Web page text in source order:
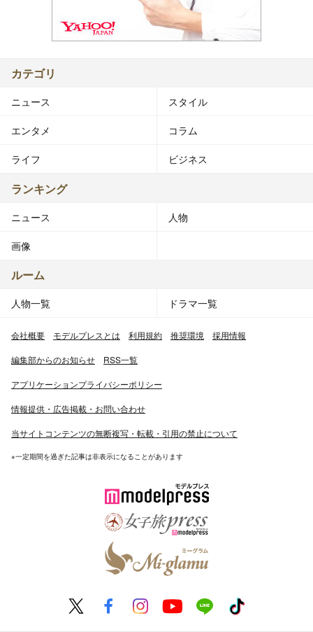
カテゴリ
ニュース スタイル
エンタメ コラム
ライフ ビジネス
ランキング
ニュース 人物
画像
ルーム
人物一覧 ドラマ一覧
会社概要 モデルプレスとは 利用規約 推奨環境 採用情報
編集部からのお知らせ RSS一覧
アプリケーションプライバシーポリシー
情報提供・広告掲載・お問い合わせ
当サイトコンテンツの無断複写・転載・引用の禁止について
※一定期間を過ぎた記事は非表示になることがあります